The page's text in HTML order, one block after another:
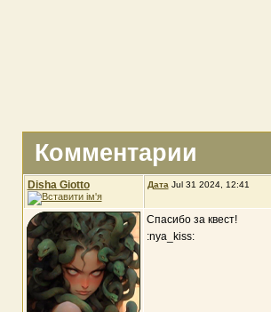
Комментарии
Disha Giotto Дата Jul 31 2024, 12:41
Спасибо за квест!
:nya_kiss: